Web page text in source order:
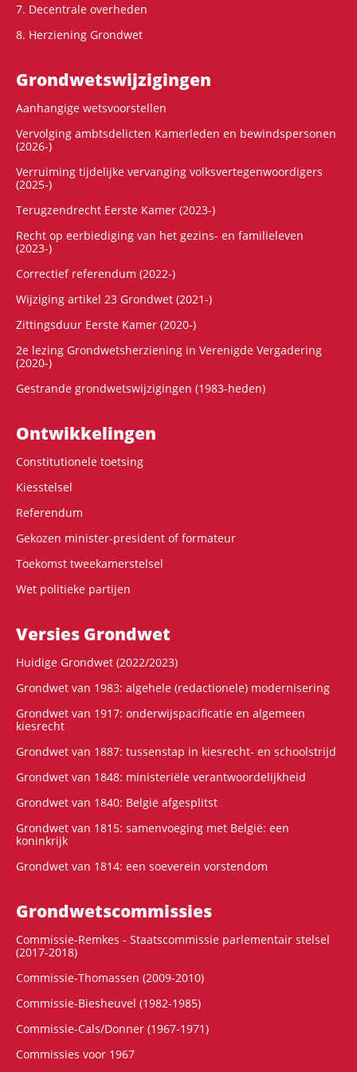
7. Decentrale overheden
8. Herziening Grondwet
Grondwets­wijzigingen
Aanhangige wetsvoorstellen
Vervolging ambtsdelicten Kamerleden en bewindspersonen
(2026-)
Verruiming tijdelijke vervanging volksvertegenwoordigers
(2025-)
Terugzendrecht Eerste Kamer (2023-)
Recht op eerbiediging van het gezins- en familieleven
(2023-)
Correctief referendum (2022-)
Wijziging artikel 23 Grondwet (2021-)
Zittingsduur Eerste Kamer (2020-)
2e lezing Grondwetsherziening in Verenigde Vergadering
(2020-)
Gestrande grondwetswijzigingen (1983-heden)
Ontwikke­lingen
Constitutionele toetsing
Kiesstelsel
Referendum
Gekozen minister-president of formateur
Toekomst tweekamerstelsel
Wet politieke partijen
Versies Grondwet
Huidige Grondwet (2022/2023)
Grondwet van 1983: algehele (redactionele) modernisering
Grondwet van 1917: onderwijspacificatie en algemeen
kiesrecht
Grondwet van 1887: tussenstap in kiesrecht- en schoolstrijd
Grondwet van 1848: ministeriële verantwoordelijkheid
Grondwet van 1840: België afgesplitst
Grondwet van 1815: samenvoeging met België: een
koninkrijk
Grondwet van 1814: een soeverein vorstendom
Grondwets­commissies
Commissie-Remkes - Staatscommissie parlementair stelsel
(2017-2018)
Commissie-Thomassen (2009-2010)
Commissie-Biesheuvel (1982-1985)
Commissie-Cals/Donner (1967-1971)
Commissies voor 1967